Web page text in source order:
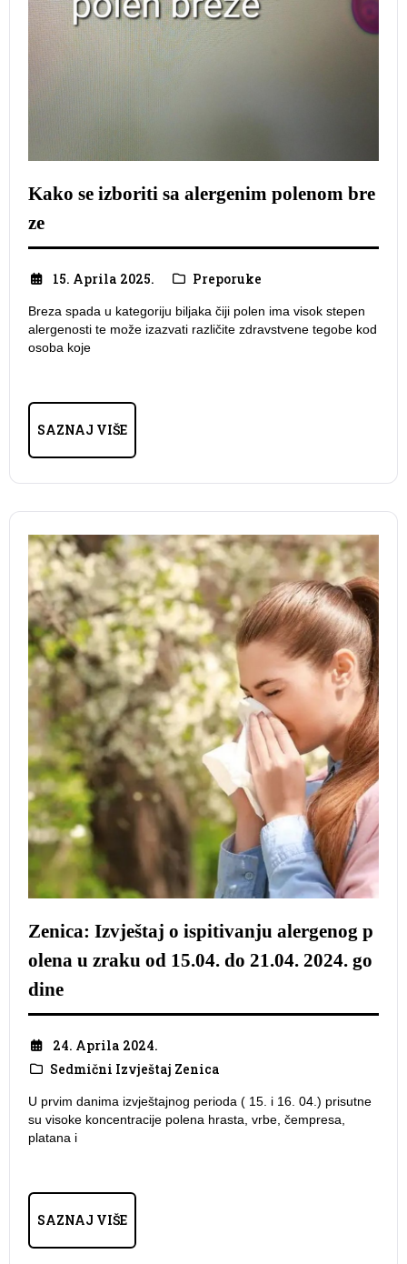
​Kako se izboriti sa alergenim polenom bre
ze
15. Aprila 2025. Preporuke
Breza spada u kategoriju biljaka čiji polen ima visok stepen
alergenosti te može izazvati različite zdravstvene tegobe kod
osoba koje
SAZNAJ VIŠE
Zenica: Izvještaj o ispitivanju alergenog p
olena u zraku od 15.04. do 21.04. 2024. go
dine
24. Aprila 2024.
Sedmični Izvještaj Zenica
U prvim danima izvještajnog perioda ( 15. i 16. 04.) prisutne
su visoke koncentracije polena hrasta, vrbe, čempresa,
platana i
SAZNAJ VIŠE